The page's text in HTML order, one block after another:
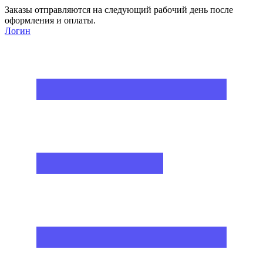
Заказы отправляются на следующий рабочий день после
оформления и оплаты.
Логин